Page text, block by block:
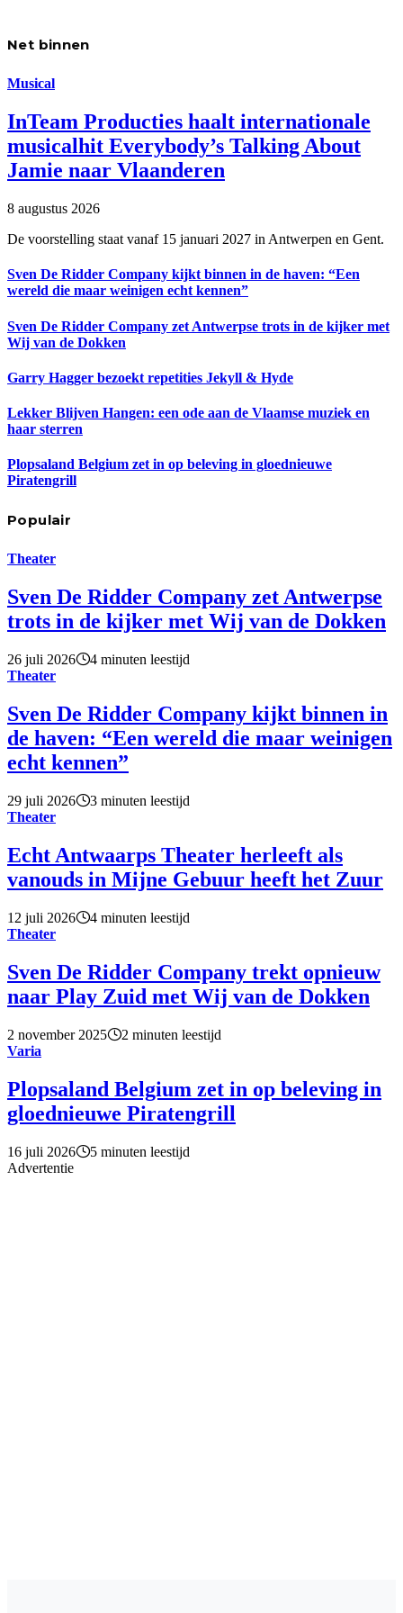
Net binnen
Musical
InTeam Producties haalt internationale
musicalhit Everybody’s Talking About
Jamie naar Vlaanderen
8 augustus 2026
De voorstelling staat vanaf 15 januari 2027 in Antwerpen en Gent.
Sven De Ridder Company kijkt binnen in de haven: “Een
wereld die maar weinigen echt kennen”
Sven De Ridder Company zet Antwerpse trots in de kijker met
Wij van de Dokken
Garry Hagger bezoekt repetities Jekyll & Hyde
Lekker Blijven Hangen: een ode aan de Vlaamse muziek en
haar sterren
Plopsaland Belgium zet in op beleving in gloednieuwe
Piratengrill
Populair
Theater
Sven De Ridder Company zet Antwerpse
trots in de kijker met Wij van de Dokken
26 juli 2026
4 minuten leestijd
Theater
Sven De Ridder Company kijkt binnen in
de haven: “Een wereld die maar weinigen
echt kennen”
29 juli 2026
3 minuten leestijd
Theater
Echt Antwaarps Theater herleeft als
vanouds in Mijne Gebuur heeft het Zuur
12 juli 2026
4 minuten leestijd
Theater
Sven De Ridder Company trekt opnieuw
naar Play Zuid met Wij van de Dokken
2 november 2025
2 minuten leestijd
Varia
Plopsaland Belgium zet in op beleving in
gloednieuwe Piratengrill
16 juli 2026
5 minuten leestijd
Advertentie